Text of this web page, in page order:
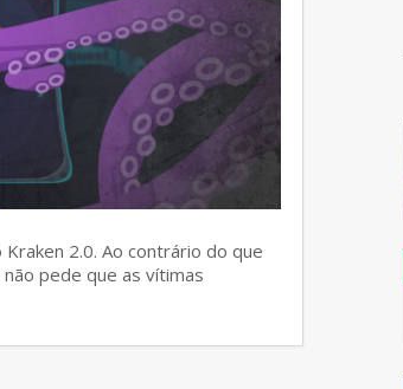
2.0. Ao contrário do que
pede que as vítimas